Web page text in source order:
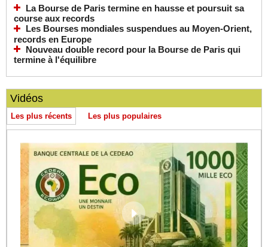
La Bourse de Paris termine en hausse et poursuit sa
course aux records
Les Bourses mondiales suspendues au Moyen-Orient,
records en Europe
Nouveau double record pour la Bourse de Paris qui
termine à l'équilibre
Vidéos
Les plus récents Les plus populaires